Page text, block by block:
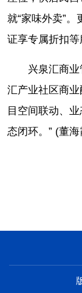
就“家味外卖”
证享专属折扣等
兴泉汇商
汇产业社区商
目空间联动、
态闭环。” (董海